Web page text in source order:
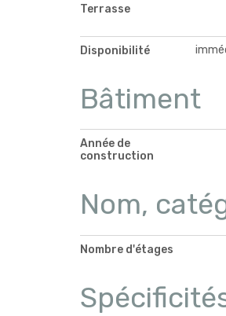
Terrasse
Disponibilité
Bâtiment
Année de
construction
Nom,
Nombre d'étages